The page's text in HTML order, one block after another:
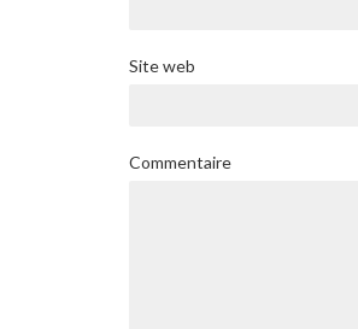
Site web
Commentaire